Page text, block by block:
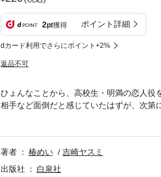
2pt獲得 ポイント詳細
dカード利用でさらにポイント+2%
返品不可
ひょんなことから、高校生・明満の恋人役
相手など面倒だと感じていたはずが、次
（「百日の嘘１」はウェブ・マガジン小
著者 椿めい
吉崎ヤスミ
出版社
白泉社